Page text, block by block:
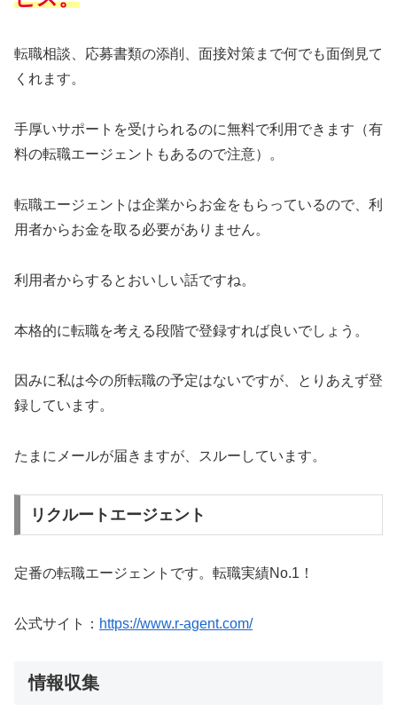
転職相談、応募書類の添削、面接対策まで何でも面倒見て
くれます。
手厚いサポートを受けられるのに無料で利用できます（有
料の転職エージェントもあるので注意）。
転職エージェントは企業からお金をもらっているので、利
用者からお金を取る必要がありません。
利用者からするとおいしい話ですね。
本格的に転職を考える段階で登録すれば良いでしょう。
因みに私は今の所転職の予定はないですが、とりあえず登
録しています。
たまにメールが届きますが、スルーしています。
リクルートエージェント
定番の転職エージェントです。転職実績No.1！
公式サイト： https://www.r-agent.com/
情報収集